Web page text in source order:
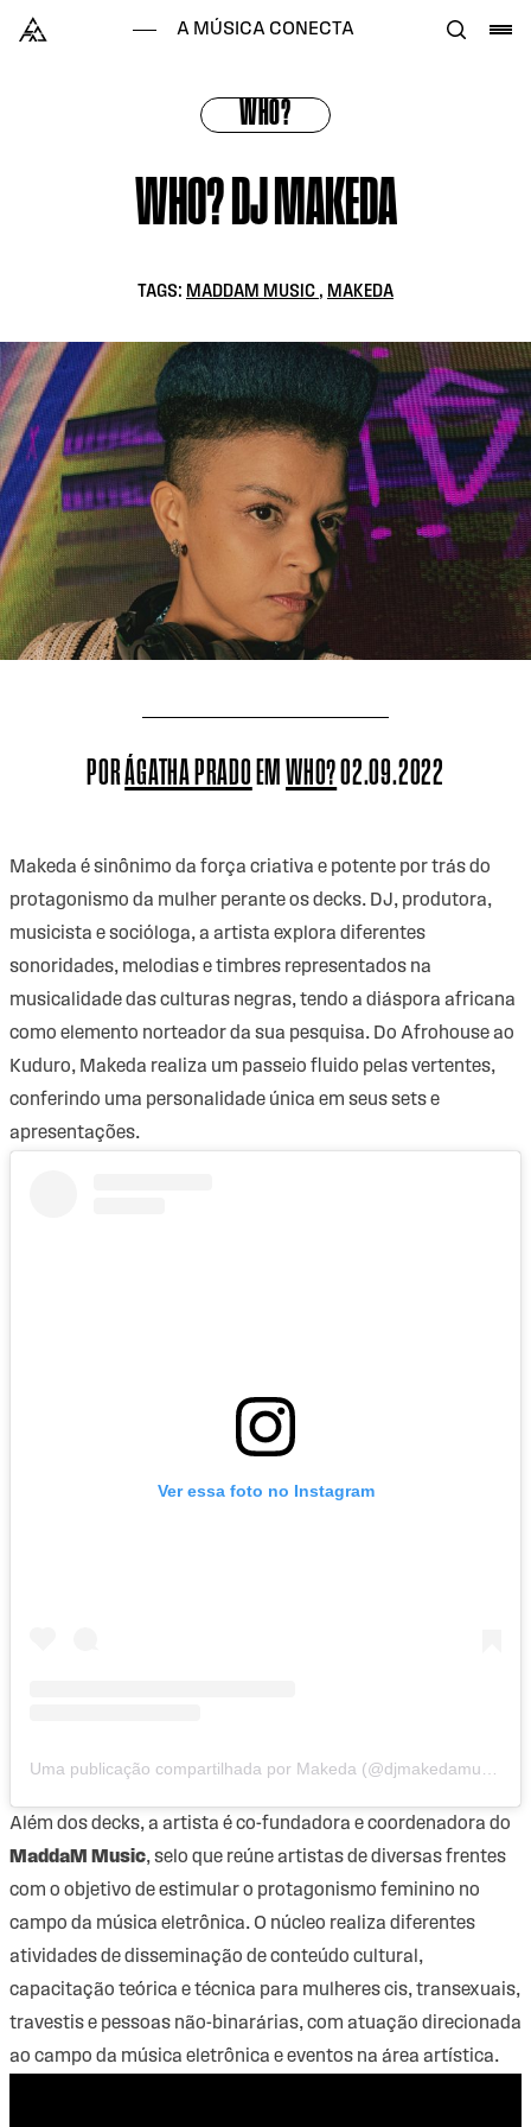
Alataj
A MÚSICA CONECTA
WHO?
WHO? DJ MAKEDA
TAGS: MADDAM MUSIC , MAKEDA
PORÁGATHA PRADOEMWHO?02.09.2022
Makeda é sinônimo da força criativa e potente por trás do
protagonismo da mulher perante os decks. DJ, produtora,
musicista e socióloga, a artista explora diferentes
sonoridades, melodias e timbres representados na
musicalidade das culturas negras, tendo a diáspora africana
como elemento norteador da sua pesquisa. Do Afrohouse ao
Kuduro, Makeda realiza um passeio fluido pelas vertentes,
conferindo uma personalidade única em seus sets e
apresentações.
Ver essa foto no Instagram
Além dos decks, a artista é co-fundadora e coordenadora do
MaddaM Music, selo que reúne artistas de diversas frentes
com o objetivo de estimular o protagonismo feminino no
campo da música eletrônica. O núcleo realiza diferentes
atividades de disseminação de conteúdo cultural,
capacitação teórica e técnica para mulheres cis, transexuais,
travestis e pessoas não-binarárias, com atuação direcionada
ao campo da música eletrônica e eventos na área artística.